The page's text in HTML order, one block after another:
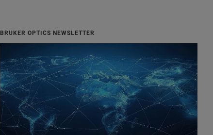
BRUKER OPTICS NEWSLETTER